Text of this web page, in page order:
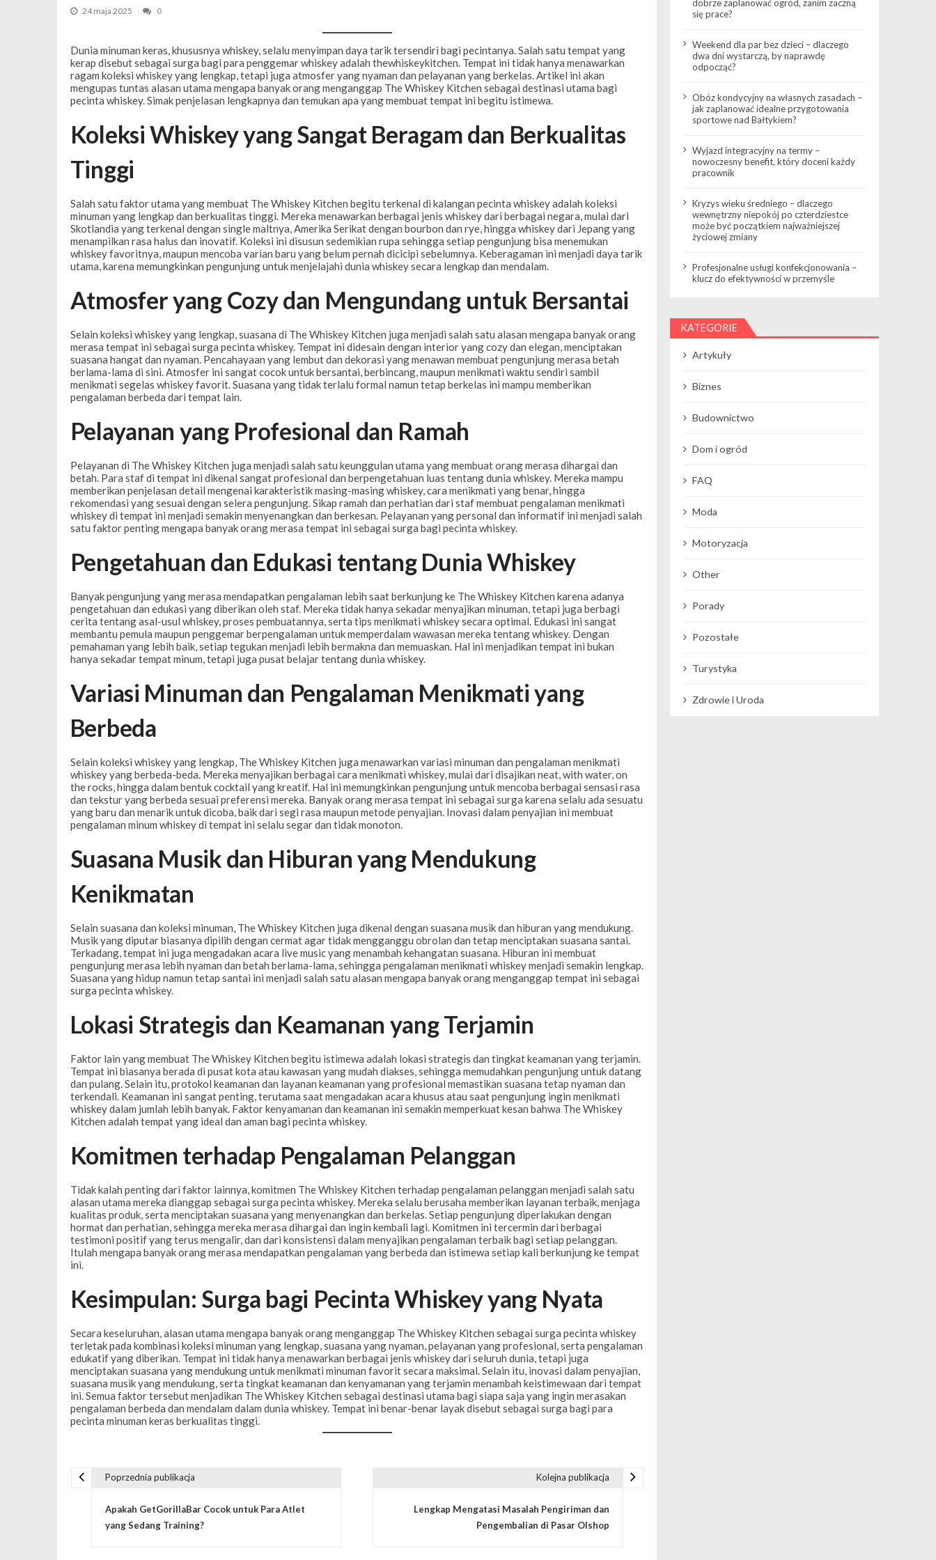
24 maja 2025 0
Dunia minuman keras, khususnya whiskey, selalu menyimpan daya tarik tersendiri bagi pecintanya. Salah satu tempat yang
kerap disebut sebagai surga bagi para penggemar whiskey adalah thewhiskeykitchen . Tempat ini tidak hanya menawarkan
ragam koleksi whiskey yang lengkap, tetapi juga atmosfer yang nyaman dan pelayanan yang berkelas. Artikel ini akan
mengupas tuntas alasan utama mengapa banyak orang menganggap The Whiskey Kitchen sebagai destinasi utama bagi
pecinta whiskey. Simak penjelasan lengkapnya dan temukan apa yang membuat tempat ini begitu istimewa.
Koleksi Whiskey yang Sangat Beragam dan Berkualitas
Tinggi
Salah satu faktor utama yang membuat The Whiskey Kitchen begitu terkenal di kalangan pecinta whiskey adalah koleksi
minuman yang lengkap dan berkualitas tinggi. Mereka menawarkan berbagai jenis whiskey dari berbagai negara, mulai dari
Skotlandia yang terkenal dengan single maltnya, Amerika Serikat dengan bourbon dan rye, hingga whiskey dari Jepang yang
menampilkan rasa halus dan inovatif. Koleksi ini disusun sedemikian rupa sehingga setiap pengunjung bisa menemukan
whiskey favoritnya, maupun mencoba varian baru yang belum pernah dicicipi sebelumnya. Keberagaman ini menjadi daya tarik
utama, karena memungkinkan pengunjung untuk menjelajahi dunia whiskey secara lengkap dan mendalam.
Atmosfer yang Cozy dan Mengundang untuk Bersantai
Selain koleksi whiskey yang lengkap, suasana di The Whiskey Kitchen juga menjadi salah satu alasan mengapa banyak orang
merasa tempat ini sebagai surga pecinta whiskey. Tempat ini didesain dengan interior yang cozy dan elegan, menciptakan
suasana hangat dan nyaman. Pencahayaan yang lembut dan dekorasi yang menawan membuat pengunjung merasa betah
berlama-lama di sini. Atmosfer ini sangat cocok untuk bersantai, berbincang, maupun menikmati waktu sendiri sambil
menikmati segelas whiskey favorit. Suasana yang tidak terlalu formal namun tetap berkelas ini mampu memberikan
pengalaman berbeda dari tempat lain.
Pelayanan yang Profesional dan Ramah
Pelayanan di The Whiskey Kitchen juga menjadi salah satu keunggulan utama yang membuat orang merasa dihargai dan
betah. Para staf di tempat ini dikenal sangat profesional dan berpengetahuan luas tentang dunia whiskey. Mereka mampu
memberikan penjelasan detail mengenai karakteristik masing-masing whiskey, cara menikmati yang benar, hingga
rekomendasi yang sesuai dengan selera pengunjung. Sikap ramah dan perhatian dari staf membuat pengalaman menikmati
whiskey di tempat ini menjadi semakin menyenangkan dan berkesan. Pelayanan yang personal dan informatif ini menjadi salah
satu faktor penting mengapa banyak orang merasa tempat ini sebagai surga bagi pecinta whiskey.
Pengetahuan dan Edukasi tentang Dunia Whiskey
Banyak pengunjung yang merasa mendapatkan pengalaman lebih saat berkunjung ke The Whiskey Kitchen karena adanya
pengetahuan dan edukasi yang diberikan oleh staf. Mereka tidak hanya sekadar menyajikan minuman, tetapi juga berbagi
cerita tentang asal-usul whiskey, proses pembuatannya, serta tips menikmati whiskey secara optimal. Edukasi ini sangat
membantu pemula maupun penggemar berpengalaman untuk memperdalam wawasan mereka tentang whiskey. Dengan
pemahaman yang lebih baik, setiap tegukan menjadi lebih bermakna dan memuaskan. Hal ini menjadikan tempat ini bukan
hanya sekadar tempat minum, tetapi juga pusat belajar tentang dunia whiskey.
Variasi Minuman dan Pengalaman Menikmati yang
Berbeda
Selain koleksi whiskey yang lengkap, The Whiskey Kitchen juga menawarkan variasi minuman dan pengalaman menikmati
whiskey yang berbeda-beda. Mereka menyajikan berbagai cara menikmati whiskey, mulai dari disajikan neat, with water, on
the rocks, hingga dalam bentuk cocktail yang kreatif. Hal ini memungkinkan pengunjung untuk mencoba berbagai sensasi rasa
dan tekstur yang berbeda sesuai preferensi mereka. Banyak orang merasa tempat ini sebagai surga karena selalu ada sesuatu
yang baru dan menarik untuk dicoba, baik dari segi rasa maupun metode penyajian. Inovasi dalam penyajian ini membuat
pengalaman minum whiskey di tempat ini selalu segar dan tidak monoton.
Suasana Musik dan Hiburan yang Mendukung
Kenikmatan
Selain suasana dan koleksi minuman, The Whiskey Kitchen juga dikenal dengan suasana musik dan hiburan yang mendukung.
Musik yang diputar biasanya dipilih dengan cermat agar tidak mengganggu obrolan dan tetap menciptakan suasana santai.
Terkadang, tempat ini juga mengadakan acara live music yang menambah kehangatan suasana. Hiburan ini membuat
pengunjung merasa lebih nyaman dan betah berlama-lama, sehingga pengalaman menikmati whiskey menjadi semakin lengkap.
Suasana yang hidup namun tetap santai ini menjadi salah satu alasan mengapa banyak orang menganggap tempat ini sebagai
surga pecinta whiskey.
Lokasi Strategis dan Keamanan yang Terjamin
Faktor lain yang membuat The Whiskey Kitchen begitu istimewa adalah lokasi strategis dan tingkat keamanan yang terjamin.
Tempat ini biasanya berada di pusat kota atau kawasan yang mudah diakses, sehingga memudahkan pengunjung untuk datang
dan pulang. Selain itu, protokol keamanan dan layanan keamanan yang profesional memastikan suasana tetap nyaman dan
terkendali. Keamanan ini sangat penting, terutama saat mengadakan acara khusus atau saat pengunjung ingin menikmati
whiskey dalam jumlah lebih banyak. Faktor kenyamanan dan keamanan ini semakin memperkuat kesan bahwa The Whiskey
Kitchen adalah tempat yang ideal dan aman bagi pecinta whiskey.
Komitmen terhadap Pengalaman Pelanggan
Tidak kalah penting dari faktor lainnya, komitmen The Whiskey Kitchen terhadap pengalaman pelanggan menjadi salah satu
alasan utama mereka dianggap sebagai surga pecinta whiskey. Mereka selalu berusaha memberikan layanan terbaik, menjaga
kualitas produk, serta menciptakan suasana yang menyenangkan dan berkelas. Setiap pengunjung diperlakukan dengan
hormat dan perhatian, sehingga mereka merasa dihargai dan ingin kembali lagi. Komitmen ini tercermin dari berbagai
testimoni positif yang terus mengalir, dan dari konsistensi dalam menyajikan pengalaman terbaik bagi setiap pelanggan.
Itulah mengapa banyak orang merasa mendapatkan pengalaman yang berbeda dan istimewa setiap kali berkunjung ke tempat
ini.
Kesimpulan: Surga bagi Pecinta Whiskey yang Nyata
Secara keseluruhan, alasan utama mengapa banyak orang menganggap The Whiskey Kitchen sebagai surga pecinta whiskey
terletak pada kombinasi koleksi minuman yang lengkap, suasana yang nyaman, pelayanan yang profesional, serta pengalaman
edukatif yang diberikan. Tempat ini tidak hanya menawarkan berbagai jenis whiskey dari seluruh dunia, tetapi juga
menciptakan suasana yang mendukung untuk menikmati minuman favorit secara maksimal. Selain itu, inovasi dalam penyajian,
suasana musik yang mendukung, serta tingkat keamanan dan kenyamanan yang terjamin menambah keistimewaan dari tempat
ini. Semua faktor tersebut menjadikan The Whiskey Kitchen sebagai destinasi utama bagi siapa saja yang ingin merasakan
pengalaman berbeda dan mendalam dalam dunia whiskey. Tempat ini benar-benar layak disebut sebagai surga bagi para
pecinta minuman keras berkualitas tinggi.
Poprzednia publikacja
Apakah GetGorillaBar Cocok untuk Para Atlet
yang Sedang Training?
Kolejna publikacja
Lengkap Mengatasi Masalah Pengiriman dan
Pengembalian di Pasar Olshop
dobrze zaplanować ogród, zanim zaczną
się prace?
Weekend dla par bez dzieci – dlaczego
dwa dni wystarczą, by naprawdę
odpocząć?
Obóz kondycyjny na własnych zasadach –
jak zaplanować idealne przygotowania
sportowe nad Bałtykiem?
Wyjazd integracyjny na termy –
nowoczesny benefit, który doceni każdy
pracownik
Kryzys wieku średniego – dlaczego
wewnętrzny niepokój po czterdziestce
może być początkiem najważniejszej
życiowej zmiany
Profesjonalne usługi konfekcjonowania –
klucz do efektywności w przemyśle
KATEGORIE
Artykuły
Biznes
Budownictwo
Dom i ogród
FAQ
Moda
Motoryzacja
Other
Porady
Pozostałe
Turystyka
Zdrowie i Uroda